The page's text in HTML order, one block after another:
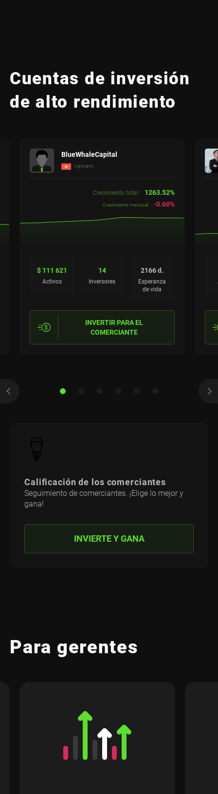
Cuentas de inversión
de alto rendimiento
BlueWhaleCapital
Vietnam
Crecimiento total: 1263.52%
Crecimiento mensual: -0.60%
$ 111 621
Activos
14
Inversores
2166 d.
Esperanza
de vida
INVERTIR PARA EL
COMERCIANTE
Calificación de los comerciantes
Seguimiento de comerciantes. ¡Elige lo mejor y
gana!
INVIERTE Y GANA
Para gerentes